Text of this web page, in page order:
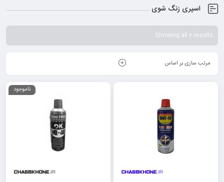
اسپری زنگ شوی
Showing all 2 results
مرتب سازی بر اساس
ناموجود